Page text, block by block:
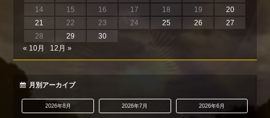
14
15 16 17 18 19
20
21
22 23 24 25 26
27
28
29
30
« 10月
12月 »
月別アーカイブ
2026年8月 2026年7月 2026年6月